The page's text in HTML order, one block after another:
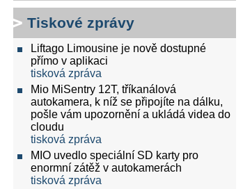
Tiskové zprávy
Liftago Limousine je nově dostupné
přímo v aplikaci
tisková zpráva
Mio MiSentry 12T, tříkanálová
autokamera, k níž se připojíte na dálku,
pošle vám upozornění a ukládá videa do
cloudu
tisková zpráva
MIO uvedlo speciální SD karty pro
enormní zátěž v autokamerách
tisková zpráva